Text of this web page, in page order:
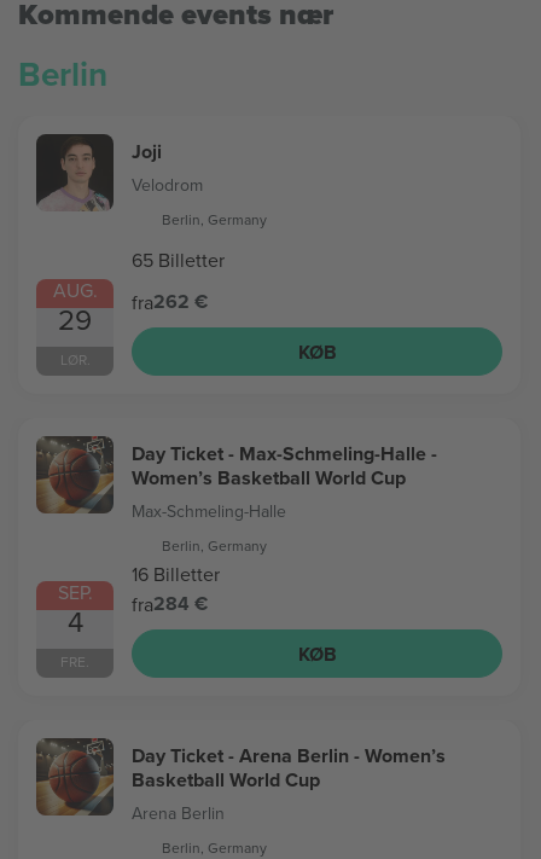
Kommende events nær
Berlin
AUG.
29
LØR.
Joji
Velodrom
Berlin, Germany
65 Billetter
fra262 €
KØB
SEP.
4
FRE.
Day Ticket - Max-Schmeling-Halle -
Women’s Basketball World Cup
Max-Schmeling-Halle
Berlin, Germany
16 Billetter
fra284 €
KØB
Day Ticket - Arena Berlin - Women’s
Basketball World Cup
Arena Berlin
Berlin, Germany